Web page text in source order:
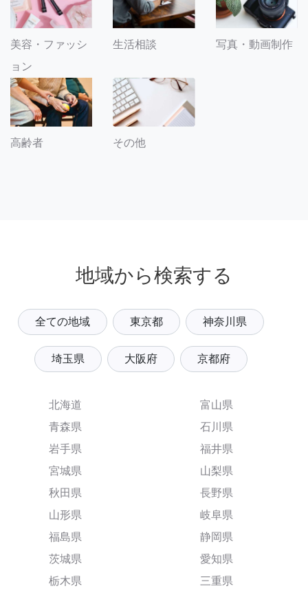
美容・ファッシ
ョン
生活相談 写真・動画制作
高齢者 その他
地域から検索する
全ての地域 東京都 神奈川県
埼玉県 大阪府 京都府
北海道
青森県
岩手県
宮城県
秋田県
山形県
福島県
茨城県
栃木県
富山県
石川県
福井県
山梨県
長野県
岐阜県
静岡県
愛知県
三重県